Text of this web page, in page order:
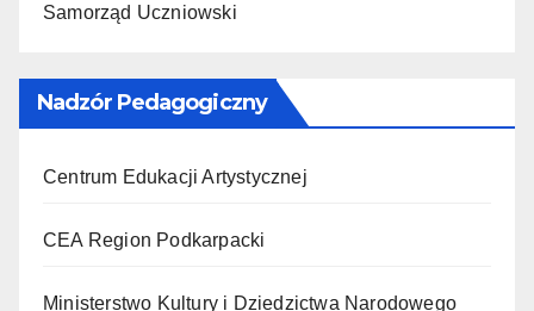
Samorząd Uczniowski
Nadzór Pedagogiczny
Centrum Edukacji Artystycznej
CEA Region Podkarpacki
Ministerstwo Kultury i Dziedzictwa Narodowego